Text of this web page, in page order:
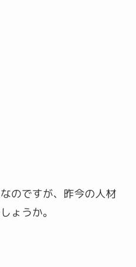
のですが、昨今の人材
ょうか。